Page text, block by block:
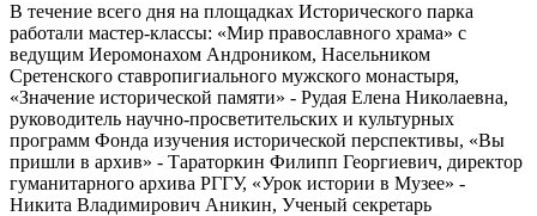
В течение всего дня на площадках Исторического парка
работали мастер-классы: «Мир православного храма» с
ведущим Иеромонахом Андроником, Насельником
Сретенского ставропигиального мужского монастыря,
«Значение исторической памяти» - Рудая Елена Николаевна,
руководитель научно-просветительских и культурных
программ Фонда изучения исторической перспективы, «Вы
пришли в архив» - Тараторкин Филипп Георгиевич, директор
гуманитарного архива РГГУ, «Урок истории в Музее» -
Никита Владимирович Аникин, Ученый секретарь